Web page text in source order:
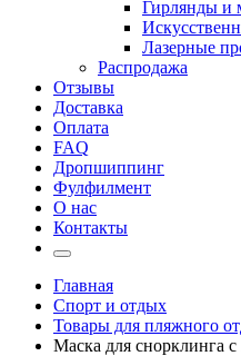
Гирлянды и
Лазерные
Распродажа
Отзывы
Доставка
Оплата
FAQ
Дропшиппинг
Фулфилмент
О нас
Контакты
Главная
Спорт и отдых
Товары для пляжного
Маска для снорклинга